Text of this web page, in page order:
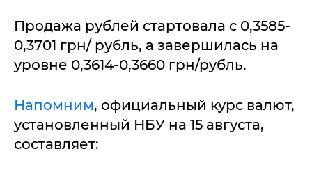
Продажа рублей стартовала с 0,3585-
0,3701 грн/ рубль, а завершилась на
уровне 0,3614-0,3660 грн/рубль.
Напомним, официальный курс валют,
установленный НБУ на 15 августа,
составляет: